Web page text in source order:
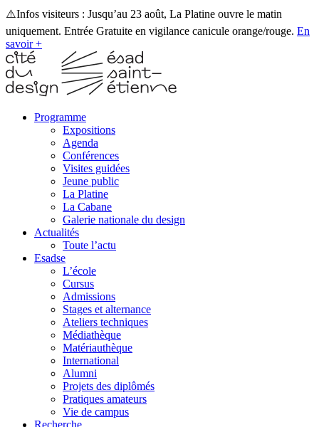
⚠️Infos visiteurs : Jusqu’au 23 août, La Platine ouvre le matin
uniquement. Entrée Gratuite en vigilance canicule orange/rouge. En
savoir +
Programme
Expositions
Agenda
Conférences
Visites guidées
Jeune public
La Platine
La Cabane
Galerie nationale du design
Actualités
Toute l’actu
Esadse
L’école
Cursus
Admissions
Stages et alternance
Ateliers techniques
Médiathèque
Matériauthèque
International
Alumni
Projets des diplômés
Pratiques amateurs
Vie de campus
Recherche